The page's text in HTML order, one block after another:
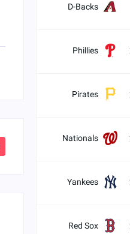
D-Backs
Phillies
Pirates
Nationals
Yankees
Red Sox